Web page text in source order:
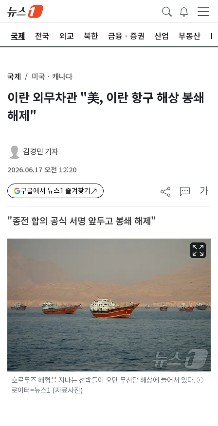
국제 전국 외교 북한 금융ㆍ증권 산업 부동산
국제 미국ㆍ캐나다
이란 외무차관 "美, 이란 항구 해상 봉쇄
해제"
김경민 기자
2026.06.17 오전 12:20
구글에서 뉴스1 즐겨찾기 가
"종전 합의 공식 서명 앞두고 봉쇄 해제"
호르무즈 해협을 지나는 선박들이 오만 무산담 해상에 늘어서 있다. ⓒ
로이터=뉴스1 (자료사진)